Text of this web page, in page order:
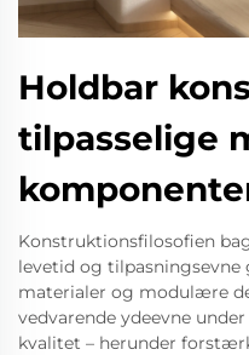
Holdbar
tilpasselige
Konstruktionsfilosofien
levetid og
materialer og modulære
vedvarende ydeevne
kvalitet – herunder